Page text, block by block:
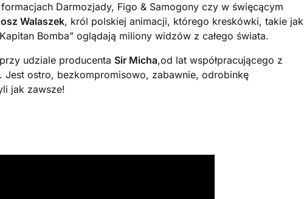
Darmozjady, Figo & Samogony czy w święcącym
Walaszek, król polskiej animacji, którego kreskówki, takie jak
Bomba” oglądają miliony widzów z całego świata.
udziale producenta Sir Micha,od lat współpracującego z
Jest ostro, bezkompromisowo, zabawnie, odrobinkę
jak zawsze!